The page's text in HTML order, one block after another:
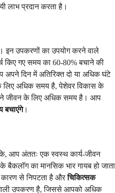
लाभ प्रदान करता है।
इन उपकरणों का उपयोग करने वाले
किए गए समय का 60-80% बचाने की
अपने दिन में अतिरिक्त दो या अधिक घंटे
लिए अधिक समय है, पेशेवर विकास के
जीवन के लिए अधिक समय है। आप
बचाएंगे।
आप अंततः एक स्वस्थ कार्य-जीवन
का मानसिक भार गायब हो जाता
से निपटता है औरचिकित्सक
उपकरण है, जिससे आपको अधिक